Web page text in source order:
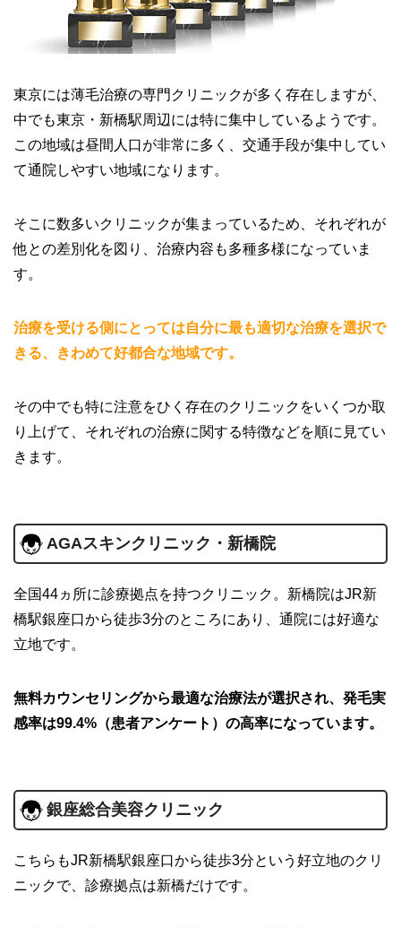
東京には薄毛治療の専門クリニックが多く存在しますが、
中でも東京・新橋駅周辺には特に集中しているようです。
この地域は昼間人口が非常に多く、交通手段が集中してい
て通院しやすい地域になります。
そこに数多いクリニックが集まっているため、それぞれが
他との差別化を図り、治療内容も多種多様になっていま
す。
治療を受ける側にとっては自分に最も適切な治療を選択で
きる、きわめて好都合な地域です。
その中でも特に注意をひく存在のクリニックをいくつか取
り上げて、それぞれの治療に関する特徴などを順に見てい
きます。
AGAスキンクリニック・新橋院
全国44ヵ所に診療拠点を持つクリニック。新橋院はJR新
橋駅銀座口から徒歩3分のところにあり、通院には好適な
立地です。
無料カウンセリングから最適な治療法が選択され、発毛実
感率は99.4%（患者アンケート）の高率になっています。
銀座総合美容クリニック
こちらもJR新橋駅銀座口から徒歩3分という好立地のクリ
ニックで、診療拠点は新橋だけです。